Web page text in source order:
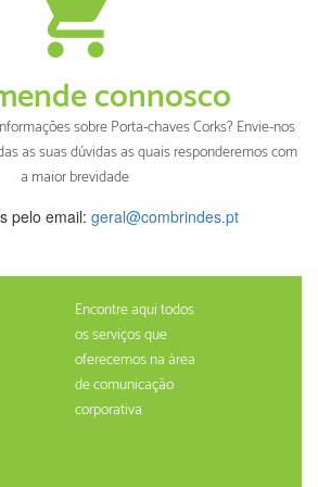
connosco
sobre Porta-chaves Corks? Envie-nos
as suas dúvidas as quais responderemos com
a maior brevidade
pelo email: geral@combrindes.pt
Encontre aqui todos
os serviços que
oferecemos na àrea
de comunicação
corporativa